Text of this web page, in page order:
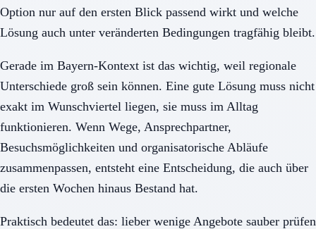
Option nur auf den ersten Blick passend wirkt und welche
Lösung auch unter veränderten Bedingungen tragfähig bleibt.
Gerade im Bayern-Kontext ist das wichtig, weil regionale
Unterschiede groß sein können. Eine gute Lösung muss nicht
exakt im Wunschviertel liegen, sie muss im Alltag
funktionieren. Wenn Wege, Ansprechpartner,
Besuchsmöglichkeiten und organisatorische Abläufe
zusammenpassen, entsteht eine Entscheidung, die auch über
die ersten Wochen hinaus Bestand hat.
Praktisch bedeutet das: lieber wenige Angebote sauber prüfen